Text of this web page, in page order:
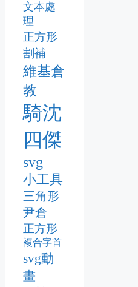
文本處
理
正方形
割補
維基倉
教
騎沈
四傑
svg
小工具
三角形
尹倉
正方形
複合字首
svg動
畫